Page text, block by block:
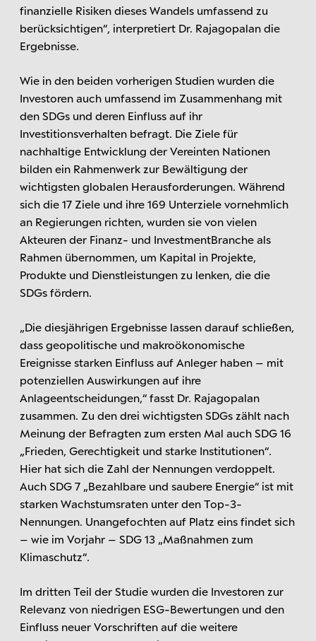
finanzielle Risiken dieses Wandels umfassend zu
berücksichtigen“, interpretiert Dr. Rajagopalan die
Ergebnisse.
Wie in den beiden vorherigen Studien wurden die
Investoren auch umfassend im Zusammenhang mit
den SDGs und deren Einfluss auf ihr
Investitionsverhalten befragt. Die Ziele für
nachhaltige Entwicklung der Vereinten Nationen
bilden ein Rahmenwerk zur Bewältigung der
wichtigsten globalen Herausforderungen. Während
sich die 17 Ziele und ihre 169 Unterziele vornehmlich
an Regierungen richten, wurden sie von vielen
Akteuren der Finanz- und InvestmentBranche als
Rahmen übernommen, um Kapital in Projekte,
Produkte und Dienstleistungen zu lenken, die die
SDGs fördern.
„Die diesjährigen Ergebnisse lassen darauf schließen,
dass geopolitische und makroökonomische
Ereignisse starken Einfluss auf Anleger haben – mit
potenziellen Auswirkungen auf ihre
Anlageentscheidungen,“ fasst Dr. Rajagopalan
zusammen. Zu den drei wichtigsten SDGs zählt nach
Meinung der Befragten zum ersten Mal auch SDG 16
„Frieden, Gerechtigkeit und starke Institutionen“.
Hier hat sich die Zahl der Nennungen verdoppelt.
Auch SDG 7 „Bezahlbare und saubere Energie“ ist mit
starken Wachstumsraten unter den Top-3-
Nennungen. Unangefochten auf Platz eins findet sich
– wie im Vorjahr – SDG 13 „Maßnahmen zum
Klimaschutz“.
Im dritten Teil der Studie wurden die Investoren zur
Relevanz von niedrigen ESG-Bewertungen und den
Einfluss neuer Vorschriften auf die weitere